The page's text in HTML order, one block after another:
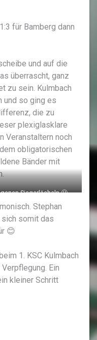
für Bamberg dann
und auf die
überrascht, ganz
zu sein. Kulmbach
und so ging es
die zu
plexiglasklare
Veranstaltern noch
obligatorischen
Bänder mit
Siegerlächeln 🙂
Stephan
sich somit das
😊
1. KSC Kulmbach
Ein
kleiner Schritt